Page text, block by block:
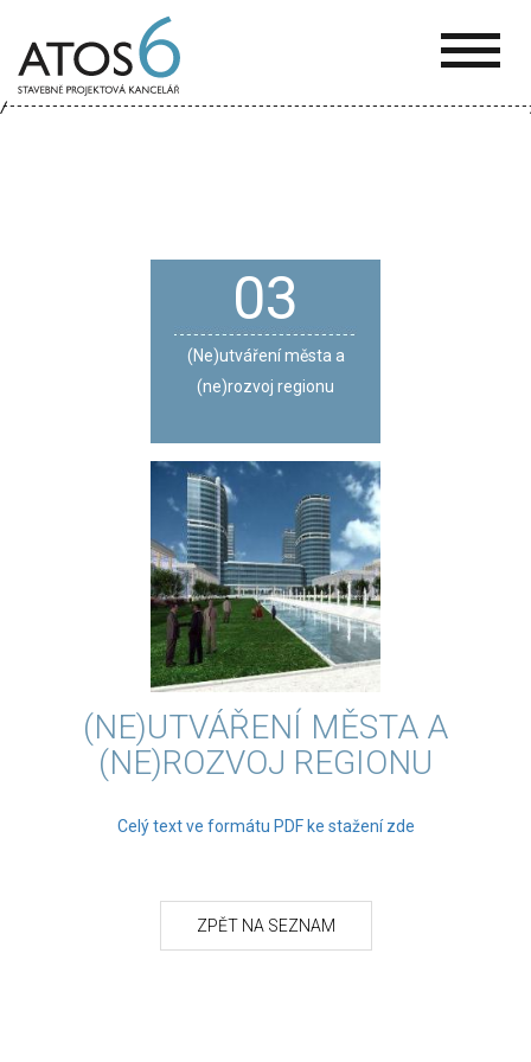
6
03
(Ne)utváření města a
(ne)rozvoj regionu
(NE)UTVÁŘENÍ MĚSTA A
(NE)ROZVOJ REGIONU
Celý text ve formátu PDF ke stažení zde